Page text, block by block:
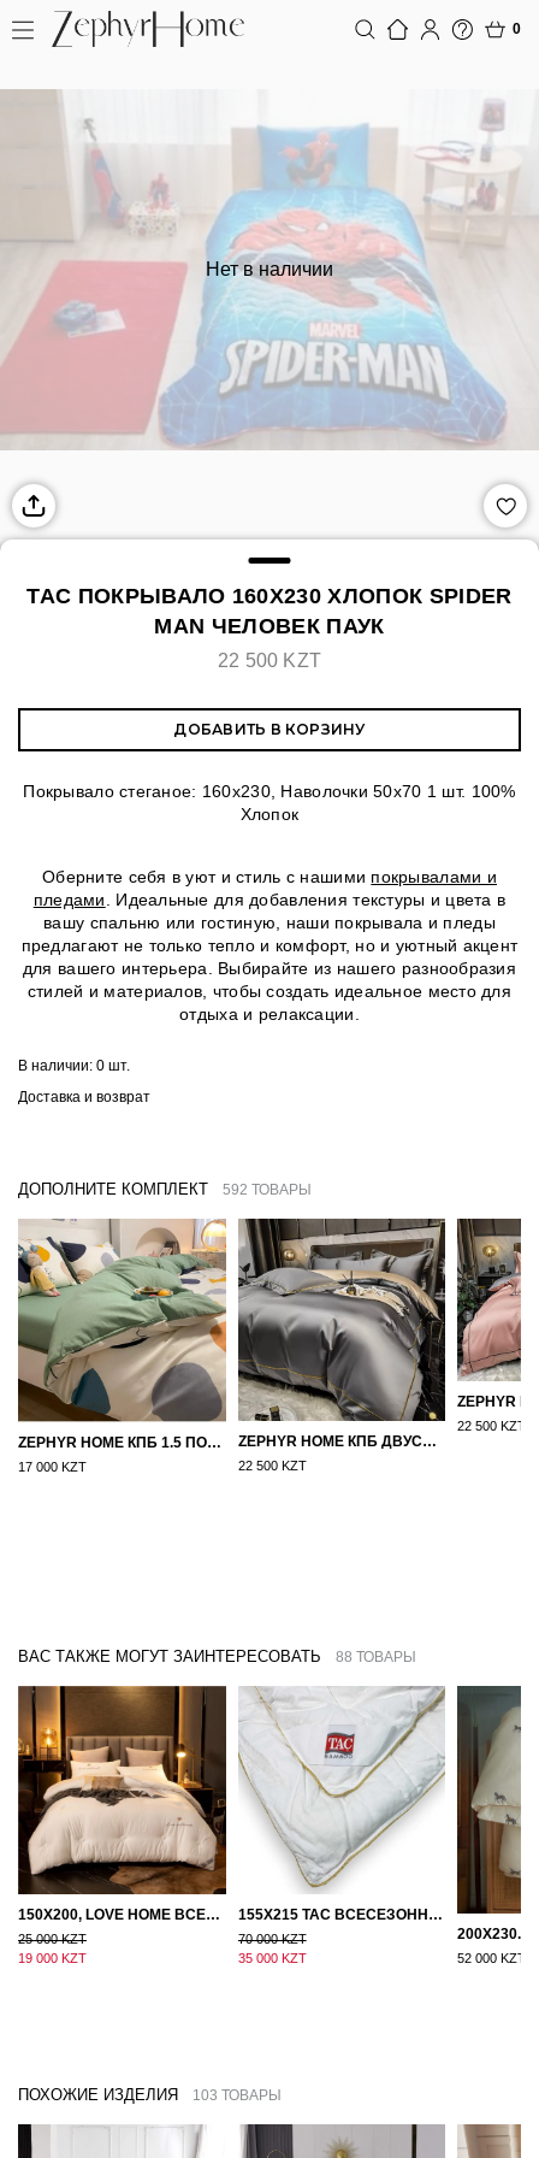
0
Нет в наличии
TAC ПОКРЫВАЛО 160X230 ХЛОПОК SPIDER
MAN ЧЕЛОВЕК ПАУК
22 500 KZT
ДОБАВИТЬ В КОРЗИНУ
Покрывало стеганое: 160x230, Наволочки 50х70 1 шт. 100%
Хлопок
Оберните себя в уют и стиль с нашими покрывалами и
пледами
. Идеальные для добавления текстуры и цвета в
вашу спальню или гостиную, наши покрывала и пледы
предлагают не только тепло и комфорт, но и уютный акцент
для вашего интерьера. Выбирайте из нашего разнообразия
стилей и материалов, чтобы создать идеальное место для
отдыха и релаксации.
В наличии: 0 шт.
Доставка и возврат
ДОПОЛНИТЕ КОМПЛЕКТ 592 ТОВАРЫ
ZEPHYR HOME КПБ 1.5 ПОЛУТОРКА ЦВЕТНЫЕ КРУГИ
17 000 KZT
ZEPHYR HOME КПБ ДВУСПАЛКА ЕВРО МАКО-САТИН 100S ГРАНИТ
22 500 KZT
22 500 KZT
ВАС ТАКЖЕ МОГУТ ЗАИНТЕРЕСОВАТЬ 88 ТОВАРЫ
150Х200, LOVE HOME ВСЕСЕЗОННОЕ ОДЕЯЛО ИЗ ХЛОПКА С НАПОЛНИТЕЛЕМ МИКРОГЕЛЬ
25 000 KZT
19 000 KZT
155Х215 TAC ВСЕСЕЗОННОЕ ХЛОПКОВОЕ ОДЕЯЛО ИЗ БАМБУКОВОГО ВОЛОКНА
70 000 KZT
35 000 KZT
52 000 KZT
ПОХОЖИЕ ИЗДЕЛИЯ 103 ТОВАРЫ